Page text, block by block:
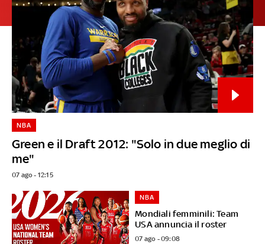
Green e il Draft 2012: "Solo in due meglio di
me"
NBA
07 ago - 12:15
Mondiali femminili: Team
USA annuncia il roster
NBA
07 ago - 09:08